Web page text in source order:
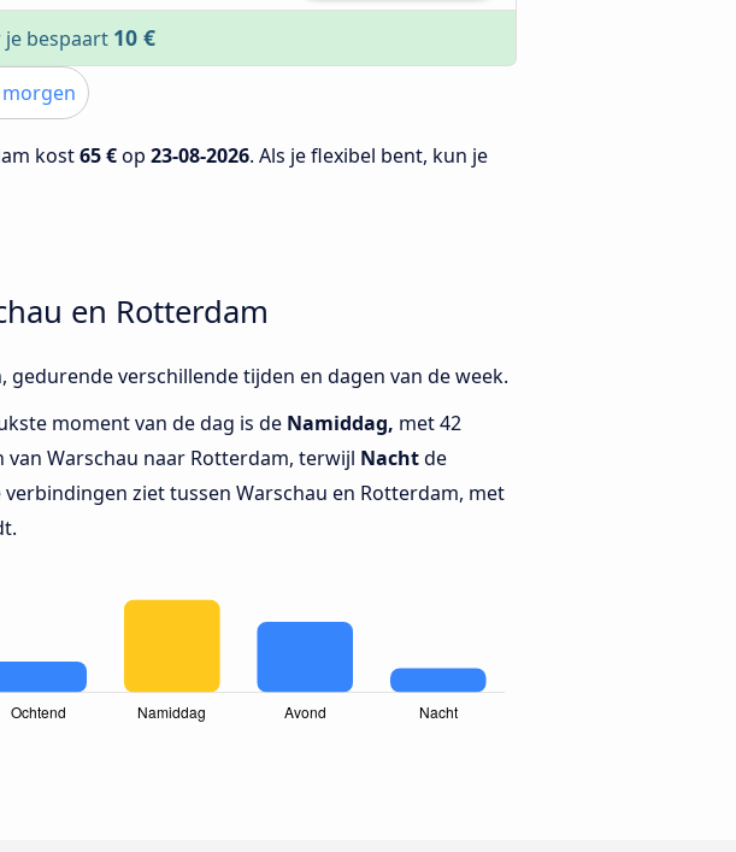
je bespaart 10 €
kost65 €op 23-08-2026. Als je flexibel bent, kun je
en Rotterdam
verschillende tijden en dagen van de week.
moment van de dag is de Namiddag, met 42
van Warschau naar Rotterdam, terwijl Nachtde
verbindingen ziet tussen Warschau en Rotterdam, met